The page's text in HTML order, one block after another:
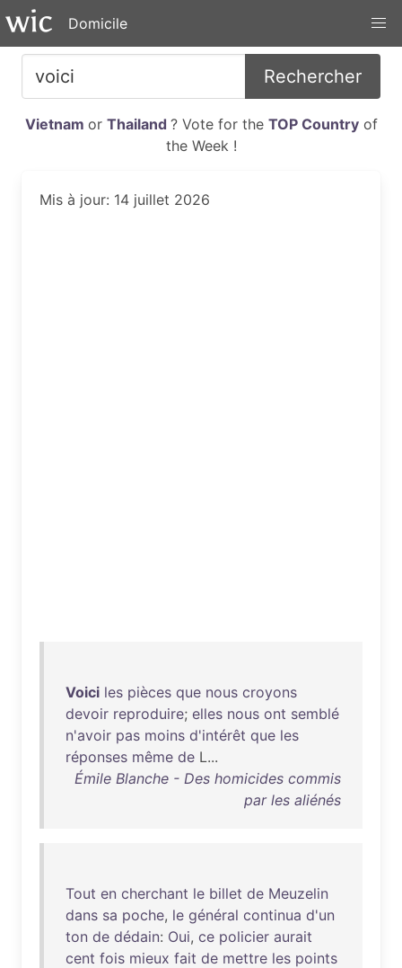
Domicile
Rechercher
Vietnam or Thailand ? Vote for the TOP Countryof
the Week !
Mis à jour: 14 juillet 2026
Voici les pièces que nous croyons
devoir reproduire; elles nous ont semblé
n'avoir pas moins d'intérêt que les
réponses même de L...
Émile Blanche - Des homicides commis
par les aliénés
Tout en cherchant le billet de Meuzelin
dans sa poche, le général continua d'un
ton de dédain: Oui, ce policier aurait
cent fois mieux fait de mettre les points